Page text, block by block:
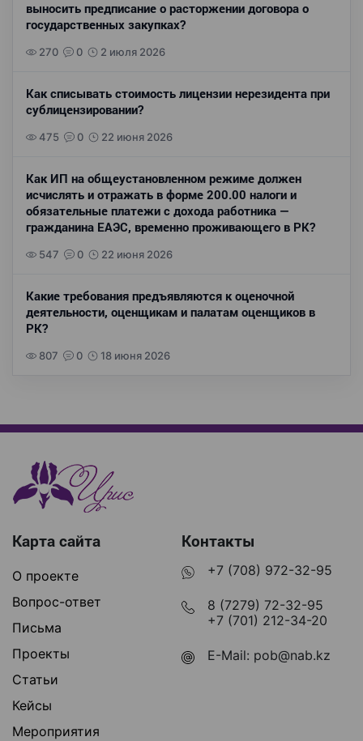
выносить предписание о расторжении договора о
государственных закупках?
270 0 2 июля 2026
Как списывать стоимость лицензии нерезидента при
сублицензировании?
475 0 22 июня 2026
Как ИП на общеустановленном режиме должен
исчислять и отражать в форме 200.00 налоги и
обязательные платежи с дохода работника —
гражданина ЕАЭС, временно проживающего в РК?
547 0 22 июня 2026
Какие требования предъявляются к оценочной
деятельности, оценщикам и палатам оценщиков в
РК?
807 0 18 июня 2026
Карта сайта
О проекте
Вопрос-ответ
Письма
Проекты
Статьи
Кейсы
Мероприятия
Контакты
+7 (708) 972-32-95
8 (7279) 72-32-95
+7 (701) 212-34-20
E-Mail: pob@nab.kz